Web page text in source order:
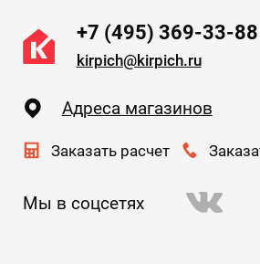
+7 (495) 369-33-88
kirpich@kirpich.ru
Адреса магазинов
Заказать расчет
Мы в соцсетях